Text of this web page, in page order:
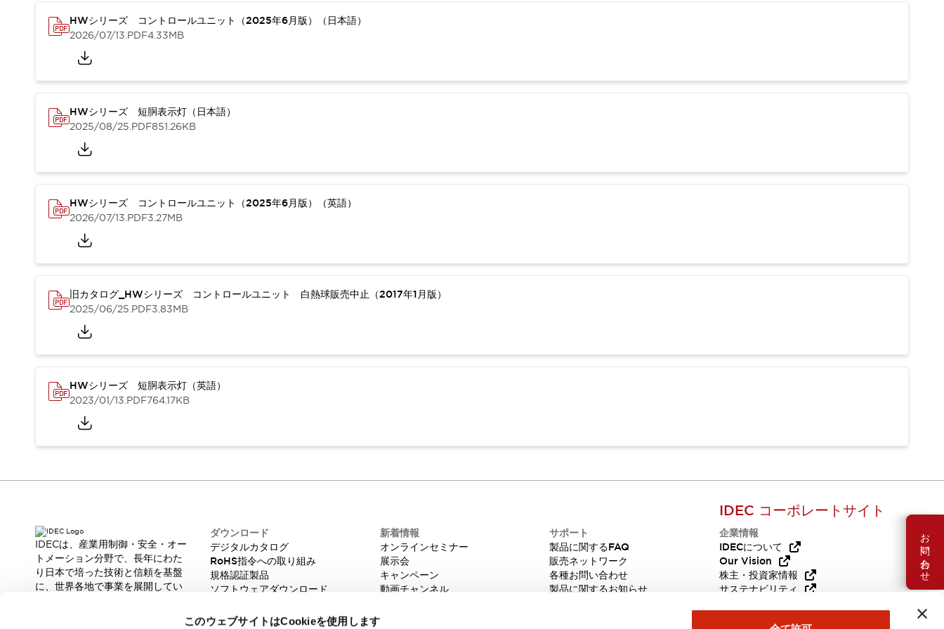
このウェブサイトはCookieを使用します
COLLABORATIVE ROBOTS
SWD搭載 AMR開発キット
防爆ソリューション
防爆技術への取り組み
防爆関連の法律・政令・省令
防爆安全セミナー
アプリケーション・事例
プリント基板製品ソリューション
人と機械の接点を清潔に
デジタルカタログRoHS指令への取り組み
規格認証製品
ソフトウェアダウンロード
Automation Organizer
スマートリレー専用プログラミングソフトウェア
一覧を表示する
脆弱性レポート一覧を表示する
オンラインセミナー
安全・防爆セミナー
プログラミングセミナー
一覧を表示する
キャンペーン
動画チャンネル
技術コラム
お問い合わせ
HWシリーズ コントロールユニット（2025年6月版）（日本語）
2026/07/13.PDF4.33MB
HWシリーズ 短胴表示灯（日本語）
2025/08/25.PDF851.26KB
HWシリーズ コントロールユニット（2025年6月版）（英語）
2026/07/13.PDF3.27MB
旧カタログ_HWシリーズ コントロールユニット 白熱球販売中止（2017年1月版）
2025/06/25.PDF3.83MB
HWシリーズ 短胴表示灯（英語）
2023/01/13.PDF764.17KB
IDECは、産業用制御・安全・オー
トメーション分野で、長年にわた
り日本で培った技術と信頼を基盤
に、世界各地で事業を展開してい
ダウンロード
デジタルカタログ
RoHS指令への取り組み
規格認証製品
ソフトウェアダウンロード
新着情報
オンラインセミナー
展示会
キャンペーン
動画チャンネル
IDEC ニュースレター
サポート
製品に関するFAQ
販売ネットワーク
各種お問い合わせ
製品に関するお知らせ
IDEC コーポレートサイト
企業情報
IDECについて
Our Vision
株主・投資家情報
サステナビリティ